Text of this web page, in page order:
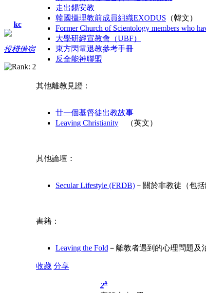
kc
投棧借宿
走出錫安教
韓國攝理教前成員組織EXODUS （韓文）
Former Church of Scientology members who
大學研經宣教會（UBF）
東方閃電退教參考手冊
反全能神聯盟
其他離教見證：
廿一個基督徒出教故事
Leaving Christianity （英文）
其他論壇：
Secular Lifestyle (FRDB) －關於非教徒（包
書籍：
Leaving the Fold －離教者遇到的心理問題
收藏 分享
2#